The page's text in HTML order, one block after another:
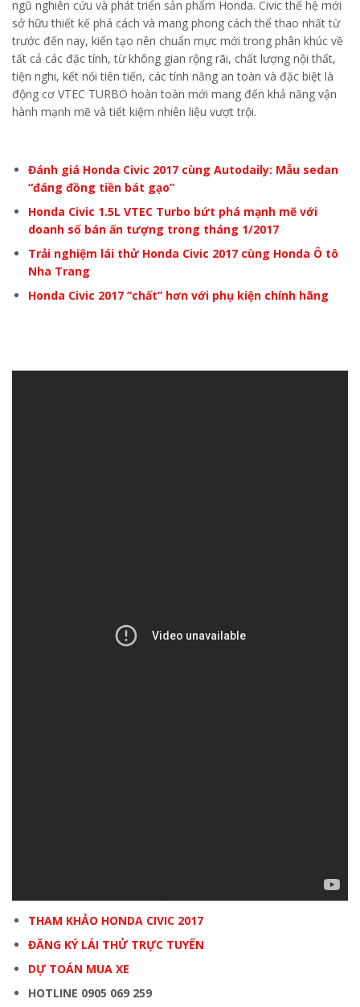
ngũ nghiên cứu và phát triển sản phẩm Honda. Civic thế hệ mới
sở hữu thiết kế phá cách và mang phong cách thể thao nhất từ
trước đến nay, kiến tạo nên chuẩn mực mới trong phân khúc về
tất cả các đặc tính, từ không gian rộng rãi, chất lượng nội thất,
tiện nghi, kết nối tiên tiến, các tính năng an toàn và đặc biệt là
động cơ VTEC TURBO hoàn toàn mới mang đến khả năng vận
hành mạnh mẽ và tiết kiệm nhiên liệu vượt trội.
Đánh giá Honda Civic 2017 cùng Autodaily: Mẫu sedan
“đáng đồng tiền bát gạo”
Honda Civic 1.5L VTEC Turbo bứt phá mạnh mẽ với
doanh số bán ấn tượng trong tháng 1/2017
Trải nghiệm lái thử Honda Civic 2017 cùng Honda Ô tô
Nha Trang
Honda Civic 2017 “chất” hơn với phụ kiện chính hãng
THAM KHẢO HONDA CIVIC 2017
ĐĂNG KÝ LÁI THỬ TRỰC TUYẾN
DỰ TOÁN MUA XE
HOTLINE 0905 069 259